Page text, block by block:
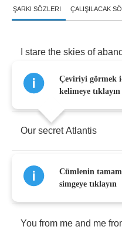
ŞARKI SÖZLERI ÇALIŞILACAK
stare the skies of
Dare break the waves
Our secret Atlantis
We were the only ones
were
hiding
You from me and me
Çeviriyi görmek
kelimeye tıklayın
Cümlenin
simgeye tıklayın